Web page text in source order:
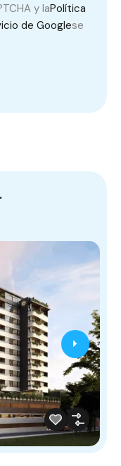
y laPolítica
de Googlese